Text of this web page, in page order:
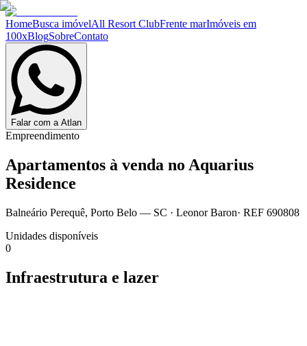
HomeBusca imóvelAll Resort ClubFrente marImóveis em
100xBlogSobreContato
Falar com a Atlan
Empreendimento
Apartamentos à venda no Aquarius
Residence
Balneário Perequê, Porto Belo — SC · Leonor Baron· REF 690808
Unidades disponíveis
0
Infraestrutura e lazer